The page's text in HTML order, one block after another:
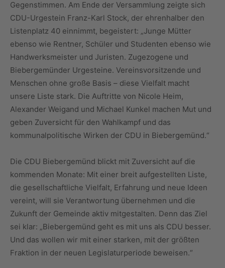
Gegenstimmen. Am Ende der Versammlung zeigte sich
CDU-Urgestein Franz-Karl Stock, der ehrenhalber den
Listenplatz 40 einnimmt, begeistert: „Junge Mütter
ebenso wie Rentner, Schüler und Studenten ebenso wie
Handwerksmeister und Juristen. Zugezogene und
Biebergemünder Urgesteine. Vereinsvorsitzende und
Menschen ohne große Basis – diese Vielfalt macht
unsere Liste stark. Die Auftritte von Nicole Heim,
Alexander Weigand und Michael Kunkel machen Mut und
geben Zuversicht für den Wahlkampf und das
kommunalpolitische Wirken der CDU in Biebergemünd.“
Die CDU Biebergemünd blickt mit Zuversicht auf die
kommenden Monate: Mit einer breit aufgestellten Liste,
die gesellschaftliche Vielfalt, Erfahrung und neue Ideen
vereint, will sie Verantwortung übernehmen und die
Zukunft der Gemeinde aktiv mitgestalten. Denn das Ziel
sei klar: „Biebergemünd geht es mit uns als CDU besser.
Und das wollen wir mit einer starken, mit der größten
Fraktion in der neuen Legislaturperiode beweisen.“